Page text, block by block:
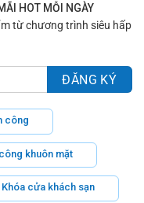
HOT MỖI NGÀY
từ chương trình siêu hấp
công
khuôn mặt
Khóa cửa khách sạn